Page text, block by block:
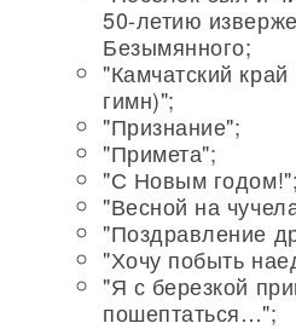
50-летию
Безымянного;
"Камчатский край
гимн)";
"Признание";
"Примета";
"С Новым годом!";
"Весной на
"Поздравление
"Хочу побыть
"Я с березкой
пошептаться…";